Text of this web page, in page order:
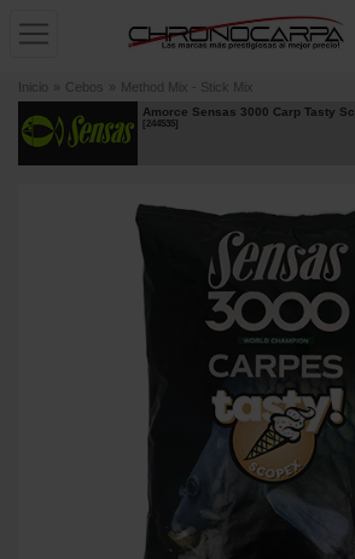
Inicio » Cebos » Method Mix - Stick Mix
Amorce Sensas 3000 Carp Tasty
[244535]